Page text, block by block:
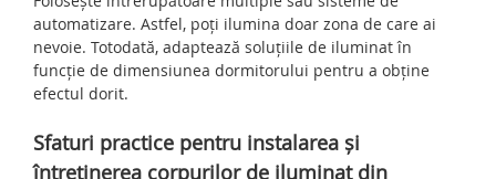
automatizare. Astfel, poți ilumina doar zona de care ai
nevoie. Totodată, adaptează soluțiile de iluminat în
funcție de dimensiunea dormitorului pentru a obține
efectul dorit.
Sfaturi practice pentru instalarea și
întreținerea corpurilor de iluminat din